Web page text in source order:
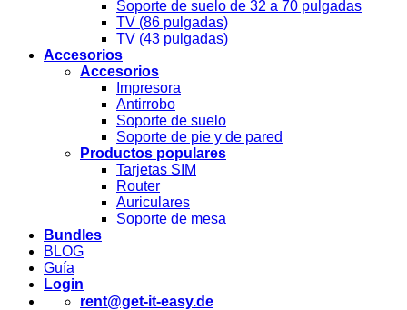
Soporte de suelo de 32 a 70 pulgadas
TV (86 pulgadas)
TV (43 pulgadas)
Accesorios
Accesorios
Impresora
Antirrobo
Soporte de suelo
Soporte de pie y de pared
Productos populares
Tarjetas SIM
Router
Auriculares
Soporte de mesa
Bundles
BLOG
Guía
Login
rent@get-it-easy.de